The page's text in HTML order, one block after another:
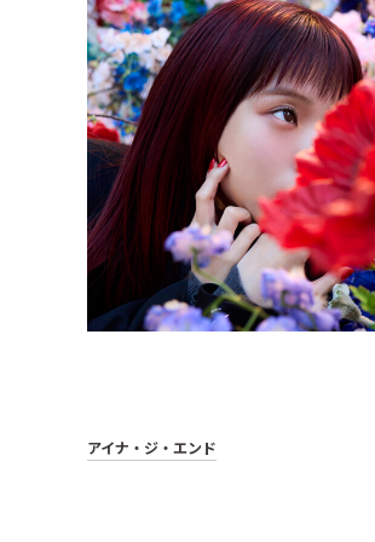
アイナ・ジ・エンド